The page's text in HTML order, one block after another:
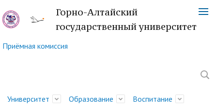
Горно-Алтайский
государственный университет
Приёмная комиссия
Университет Образование Воспитание